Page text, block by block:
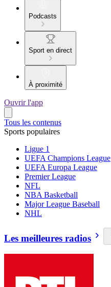
Podcasts
Sport en direct
À proximité
Ouvrir l'app
Tous les contenus
Sports populaires
Ligue 1
UEFA Champions League
UEFA Europa League
Premier League
NFL
NBA Basketball
Major League Baseball
NHL
Les meilleures radios